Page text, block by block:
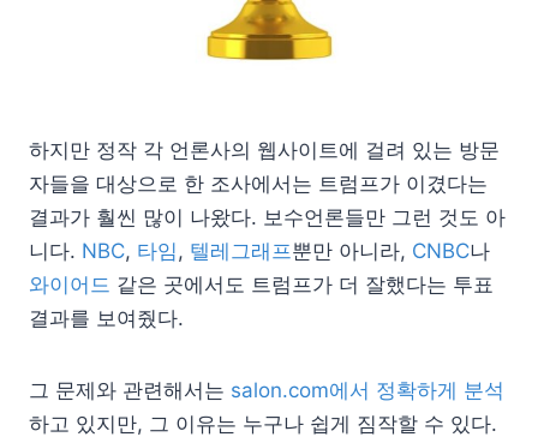
하지만 정작 각 언론사의 웹사이트에 걸려 있는 방문
자들을 대상으로 한 조사에서는 트럼프가 이겼다는
결과가 훨씬 많이 나왔다. 보수언론들만 그런 것도 아
니다. NBC, 타임, 텔레그래프뿐만 아니라, CNBC나
와이어드 같은 곳에서도 트럼프가 더 잘했다는 투표
결과를 보여줬다.
그 문제와 관련해서는 salon.com에서 정확하게 분석
하고 있지만, 그 이유는 누구나 쉽게 짐작할 수 있다.